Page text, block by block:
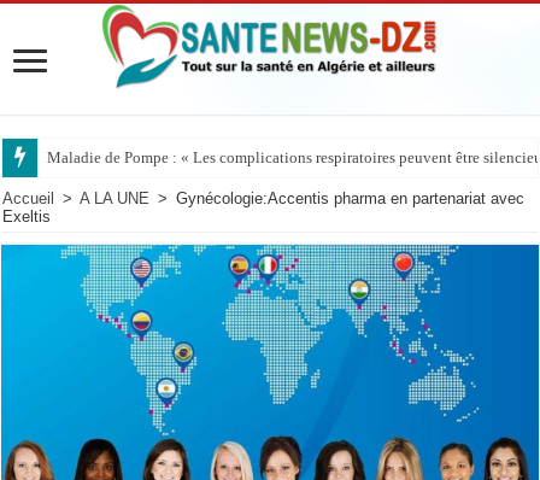
Maladie de Pompe : « Les complications respiratoires peuvent être
Accueil > A LA UNE > Gynécologie:Accentis pharma en partenariat avec
Exeltis